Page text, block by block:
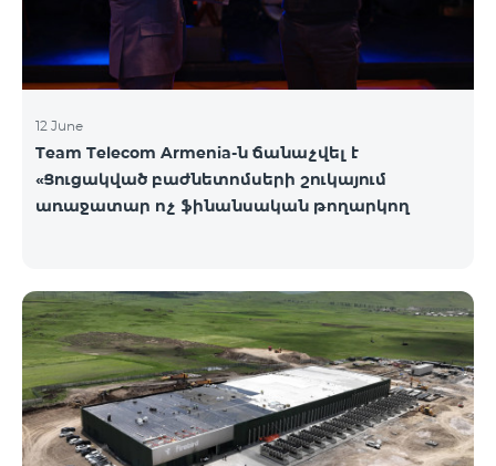
12 June
Team Telecom Armenia-ն ճանաչվել է
«Ցուցակված բաժնետոմսերի շուկայում
առաջատար ոչ ֆինանսական թողարկող